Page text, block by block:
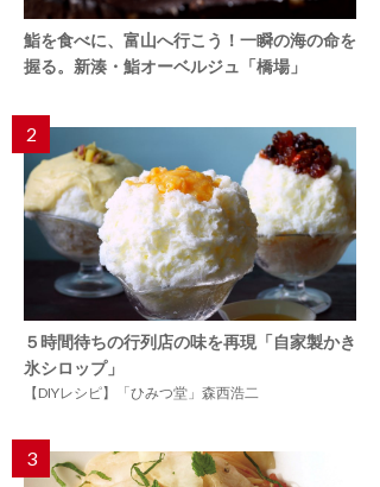
鮨を食べに、富山へ行こう！一瞬の海の命を
握る。新湊・鮨オーベルジュ「橋場」
2
５時間待ちの行列店の味を再現「自家製かき
氷シロップ」
【DIYレシピ】「ひみつ堂」森西浩二
3